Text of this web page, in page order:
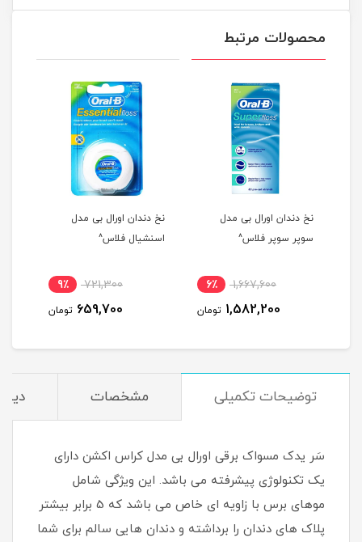
محصولات مرتبط
نخ دندان اورال بی مدل
سوپر سوپر فلاس^
1,667,600 6٪
1,582,200 تومان
نخ دندان اورال بی مدل
اسنشیال فلاس^
721,300 9٪
659,700 تومان
توضیحات تکمیلی مشخصات
سَر یدک مسواک برقی اورال بی مدل کراس اکشن دارای
یک تکنولوژی پیشرفته می باشد. این ویژگی شامل
موهای برس با زاویه ای خاص می باشد که 5 برابر بیشتر
پلاک های دندان را برداشته و دندان هایی سالم برای شما